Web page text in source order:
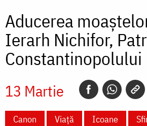
Aducerea
Ierarh Nichifor,
Constantinopolului
13 Martie
Canon Viață Icoane